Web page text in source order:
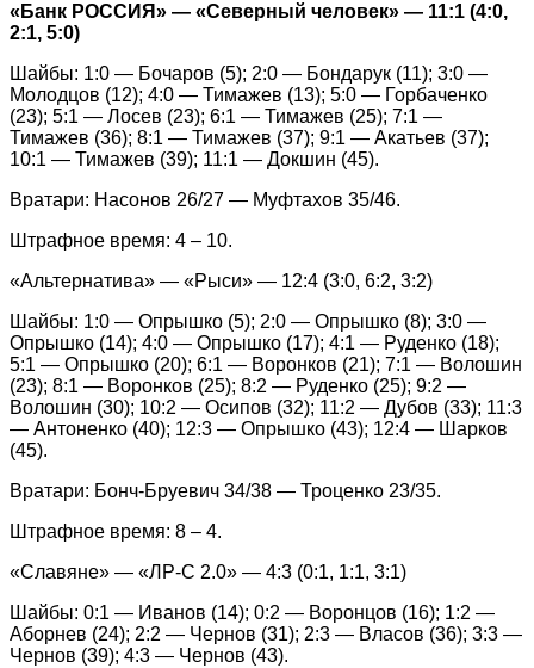
«Банк РОССИЯ» — «Северный человек» — 11:1 (4:0,
2:1, 5:0)
Шайбы: 1:0 — Бочаров (5); 2:0 — Бондарук (11); 3:0 —
Молодцов (12); 4:0 — Тимажев (13); 5:0 — Горбаченко
(23); 5:1 — Лосев (23); 6:1 — Тимажев (25); 7:1 —
Тимажев (36); 8:1 — Тимажев (37); 9:1 — Акатьев (37);
10:1 — Тимажев (39); 11:1 — Докшин (45).
Вратари: Насонов 26/27 — Муфтахов 35/46.
Штрафное время: 4 – 10.
«Альтернатива» — «Рыси» — 12:4 (3:0, 6:2, 3:2)
Шайбы: 1:0 — Опрышко (5); 2:0 — Опрышко (8); 3:0 —
Опрышко (14); 4:0 — Опрышко (17); 4:1 — Руденко (18);
5:1 — Опрышко (20); 6:1 — Воронков (21); 7:1 — Волошин
(23); 8:1 — Воронков (25); 8:2 — Руденко (25); 9:2 —
Волошин (30); 10:2 — Осипов (32); 11:2 — Дубов (33); 11:3
— Антоненко (40); 12:3 — Опрышко (43); 12:4 — Шарков
(45).
Вратари: Бонч-Бруевич 34/38 — Троценко 23/35.
Штрафное время: 8 – 4.
«Славяне» — «ЛР-С 2.0» — 4:3 (0:1, 1:1, 3:1)
Шайбы: 0:1 — Иванов (14); 0:2 — Воронцов (16); 1:2 —
Аборнев (24); 2:2 — Чернов (31); 2:3 — Власов (36); 3:3 —
Чернов (39); 4:3 — Чернов (43).